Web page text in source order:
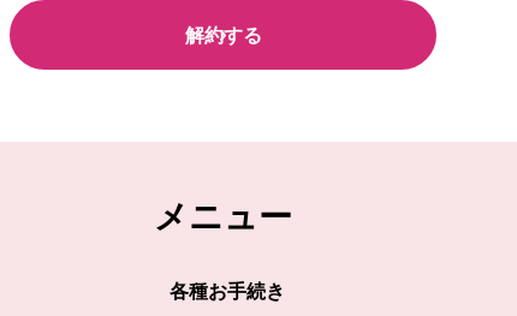
解約する
メニュー
各種お手続き